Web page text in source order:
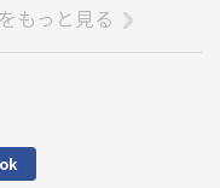
もっと見る